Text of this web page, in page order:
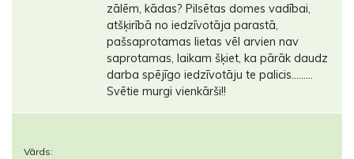
zālēm, kādas? Pilsētas domes vadībai,
atšķirībā no iedzīvotāja parastā,
pašsaprotamas lietas vēl arvien nav
saprotamas, laikam šķiet, ka pārāk daudz
darba spējīgo iedzīvotāju te palicis.........
Svētie murgi vienkārši!!
Vārds: